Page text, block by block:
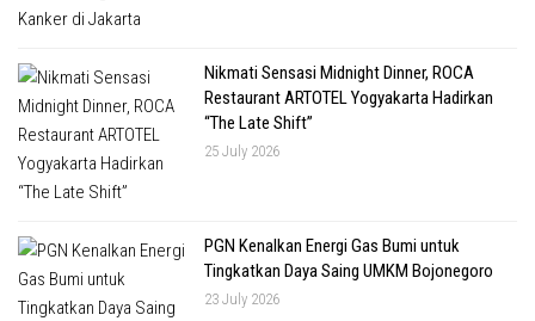
Nikmati Sensasi Midnight Dinner, ROCA
Restaurant ARTOTEL Yogyakarta Hadirkan
“The Late Shift”
25 July 2026
PGN Kenalkan Energi Gas Bumi untuk
Tingkatkan Daya Saing UMKM Bojonegoro
23 July 2026